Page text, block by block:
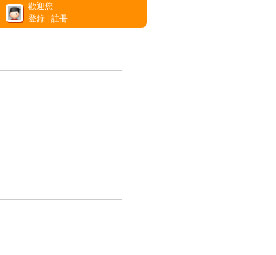
歡迎您
登錄
註冊